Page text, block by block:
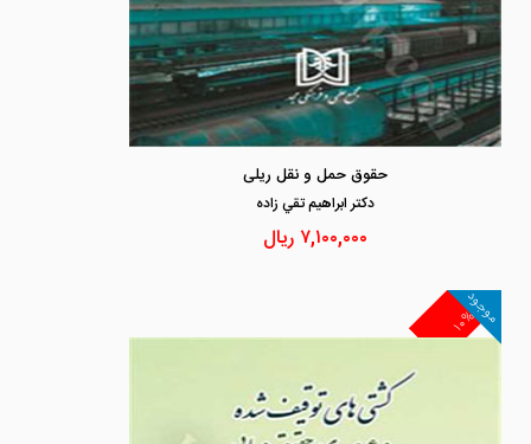
حقوق حمل و نقل ریلی
دكتر ابراهيم تقي زاده
۷,۱۰۰,۰۰۰ ریال
۱۰%
موجود